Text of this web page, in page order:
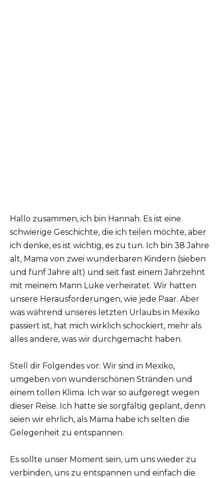
Hallo zusammen, ich bin Hannah. Es ist eine
schwierige Geschichte, die ich teilen möchte, aber
ich denke, es ist wichtig, es zu tun. Ich bin 38 Jahre
alt, Mama von zwei wunderbaren Kindern (sieben
und fünf Jahre alt) und seit fast einem Jahrzehnt
mit meinem Mann Luke verheiratet. Wir hatten
unsere Herausforderungen, wie jede Paar. Aber
was während unseres letzten Urlaubs in Mexiko
passiert ist, hat mich wirklich schockiert, mehr als
alles andere, was wir durchgemacht haben.
Stell dir Folgendes vor: Wir sind in Mexiko,
umgeben von wunderschönen Stränden und
einem tollen Klima. Ich war so aufgeregt wegen
dieser Reise. Ich hatte sie sorgfältig geplant, denn
seien wir ehrlich, als Mama habe ich selten die
Gelegenheit zu entspannen.
Es sollte unser Moment sein, um uns wieder zu
verbinden, uns zu entspannen und einfach die